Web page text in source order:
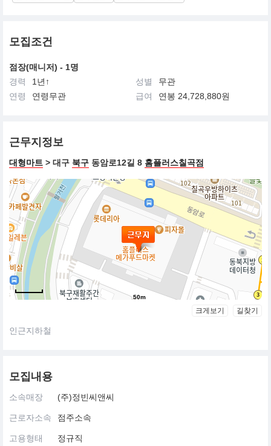
모집조건
점장(매니저) - 1명
경력
1년↑ 성별
무관
연령
연령무관 급여 연봉 24,728,880원
근무지정보
대형마트 > 대구 북구 동암로12길 8 홈플러스칠곡점
50m
크게보기 길찾기
인근지하철
모집내용
소속매장 (주)정빈씨앤씨
근로자소속 점주소속
고용형태 정규직